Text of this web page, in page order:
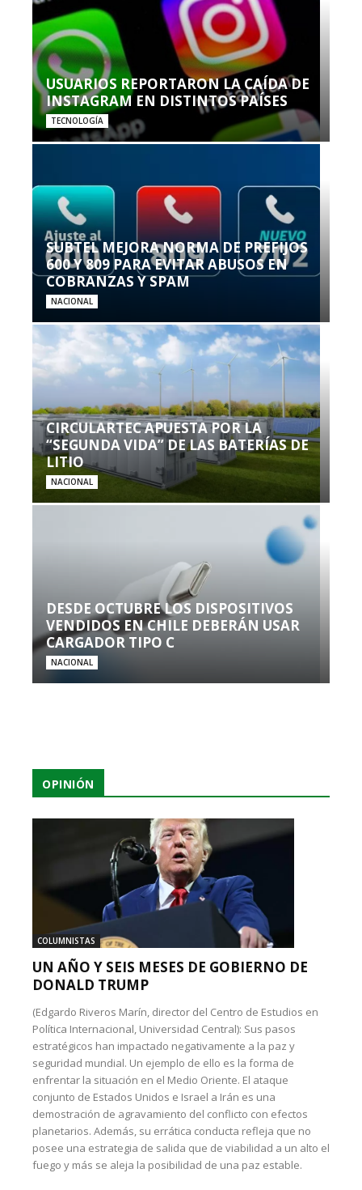
USUARIOS REPORTARON LA CAÍDA DE
INSTAGRAM EN DISTINTOS PAÍSES
TECNOLOGÍA
SUBTEL MEJORA NORMA DE PREFIJOS
600 Y 809 PARA EVITAR ABUSOS EN
COBRANZAS Y SPAM
NACIONAL
CIRCULARTEC APUESTA POR LA
“SEGUNDA VIDA” DE LAS BATERÍAS DE
LITIO
NACIONAL
DESDE OCTUBRE LOS DISPOSITIVOS
VENDIDOS EN CHILE DEBERÁN USAR
CARGADOR TIPO C
NACIONAL
OPINIÓN
COLUMNISTAS
UN AÑO Y SEIS MESES DE GOBIERNO DE
DONALD TRUMP
(Edgardo Riveros Marín, director del Centro de Estudios en
Política Internacional, Universidad Central): Sus pasos
estratégicos han impactado negativamente a la paz y
seguridad mundial. Un ejemplo de ello es la forma de
enfrentar la situación en el Medio Oriente. El ataque
conjunto de Estados Unidos e Israel a Irán es una
demostración de agravamiento del conflicto con efectos
planetarios. Además, su errática conducta refleja que no
posee una estrategia de salida que de viabilidad a un alto el
fuego y más se aleja la posibilidad de una paz estable.